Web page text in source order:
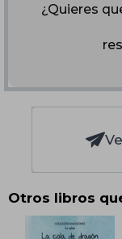
¿Quieres
Otros libros